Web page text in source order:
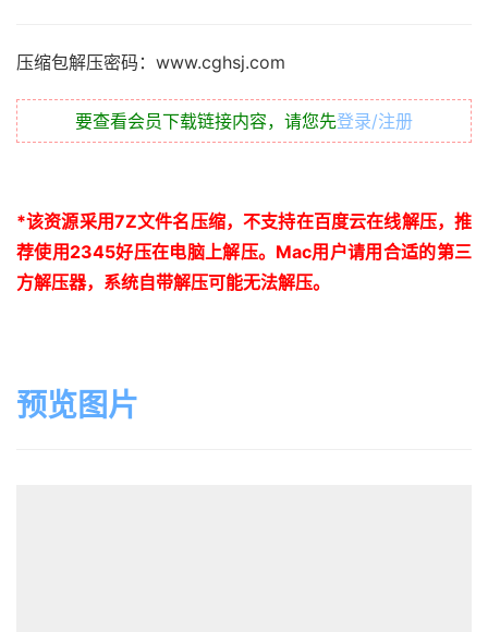
压缩包解压密码：www.cghsj.com
要查看会员下载链接内容，请您先登录/注册
*该资源采用7Z文件名压缩，不支持在百度云在线解压，推
荐使用2345好压在电脑上解压。 Mac用户请用合适的第三
方解压器，系统自带解压可能无法解压。
预览图片